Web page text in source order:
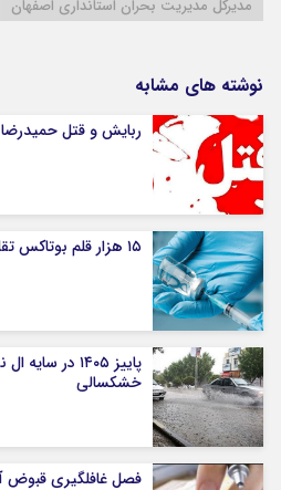
مدیرکل مدیریت بحران استانداری اصفهان
نوشته های مشابه
ربایش و قتل
۱۵ هزار قلم بوتاکس تقلبی، این بار در زعفرانیه
پاییز ۱۴۰۵ در
خشکسالی
فصل غافلگیری قبوض